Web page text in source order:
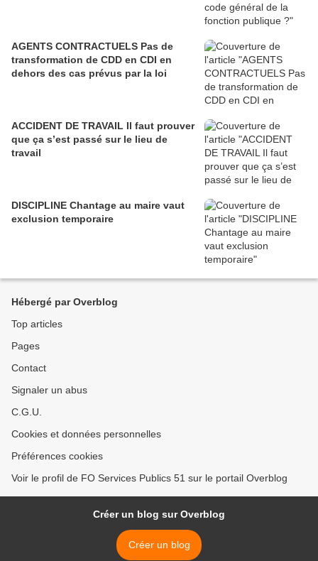
AGENTS CONTRACTUELS Pas de
transformation de CDD en CDI en
dehors des cas prévus par la loi
ACCIDENT DE TRAVAIL Il faut prouver
que ça s’est passé sur le lieu de
travail
DISCIPLINE Chantage au maire vaut
exclusion temporaire
Hébergé par Overblog
Top articles
Pages
Contact
Signaler un abus
C.G.U.
Cookies et données personnelles
Préférences cookies
Voir le profil de FO Services Publics 51 sur le portail Overblog
Créer un blog sur Overblog
Créer un blog